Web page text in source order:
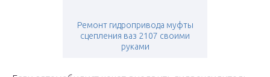
Ремонт гидропривода муфты
сцепления ваз 2107 своими
руками